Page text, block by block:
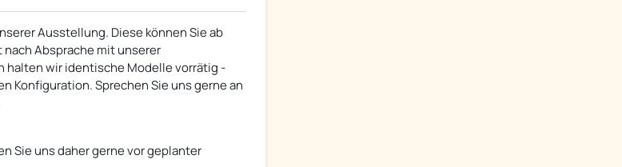
Ausstellung. Diese können Sie ab
Absprache mit unserer
halten wir identische Modelle vorrätig -
Konfiguration. Sprechen Sie uns gerne an
Sie uns daher gerne vor geplanter